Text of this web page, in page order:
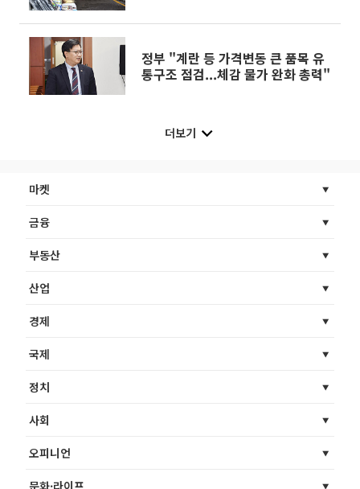
정부 "계란 등 가격변동 큰 품목 유
통구조 점검...체감 물가 완화 총력"
더보기
마켓
금융
부동산
산업
경제
국제
정치
사회
오피니언
문화·라이프